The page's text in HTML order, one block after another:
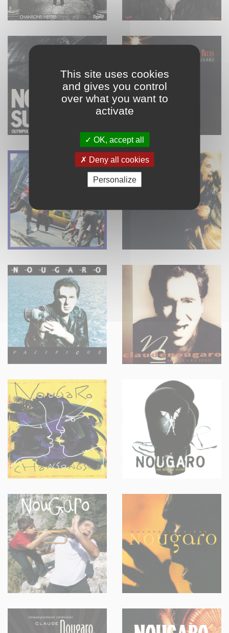
This site uses cookies
and gives you control
over what you want to
activate
OK, accept all
Deny all cookies
Personalize